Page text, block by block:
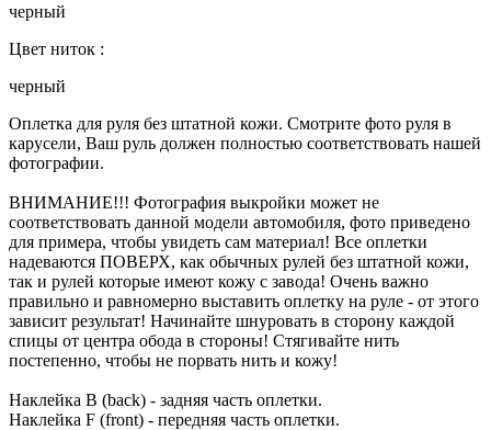
черный
Цвет ниток :
черный
Оплетка для руля без штатной кожи. Смотрите фото руля в
карусели, Ваш руль должен полностью соответствовать нашей
фотографии.
ВНИМАНИЕ!!! Фотография выкройки может не
соответствовать данной модели автомобиля, фото приведено
для примера, чтобы увидеть сам материал! Все оплетки
надеваются ПОВЕРХ, как обычных рулей без штатной кожи,
так и рулей которые имеют кожу с завода! Очень важно
правильно и равномерно выставить оплетку на руле - от этого
зависит результат! Начинайте шнуровать в сторону каждой
спицы от центра обода в стороны! Стягивайте нить
постепенно, чтобы не порвать нить и кожу!
Наклейка B (back) - задняя часть оплетки.
Наклейка F (front) - передняя часть оплетки.